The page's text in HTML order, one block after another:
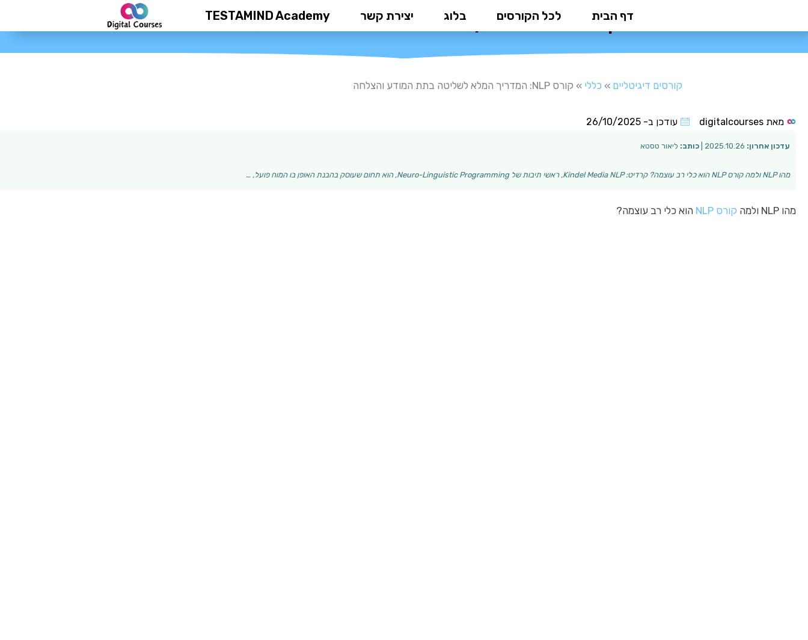
דף הבית לכל הקורסים בלוג יצירת קשר TESTAMIND Academy קורס NLP: המדריך המלא לשליטה בתת המודע והצלחה
קורסים דיגיטליים » כללי » קורס NLP: המדריך המלא לשליטה בתת המודע והצלחה
מאת עודכן ב- 26/10/2025
עדכון אחרון: כותב: ליאור טסטא
מהו NLP ולמה קורס NLP הוא כלי רב עוצמה? קרדיט: Kindel Media NLP, ראשי תיבות של Neuro-Linguistic Programming, הוא תחום שעוסק בהבנת האופן בו המוח פועל, …
מהו NLP ולמה קורס NLP הוא כלי רב עוצמה?